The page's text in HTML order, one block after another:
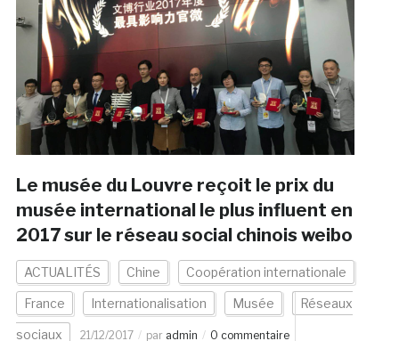
Le musée du Louvre reçoit le prix du
musée international le plus influent en
2017 sur le réseau social chinois weibo
ACTUALITÉS Chine Coopération internationale
France Internationalisation Musée Réseaux
sociaux 21/12/2017 par admin 0 commentaire